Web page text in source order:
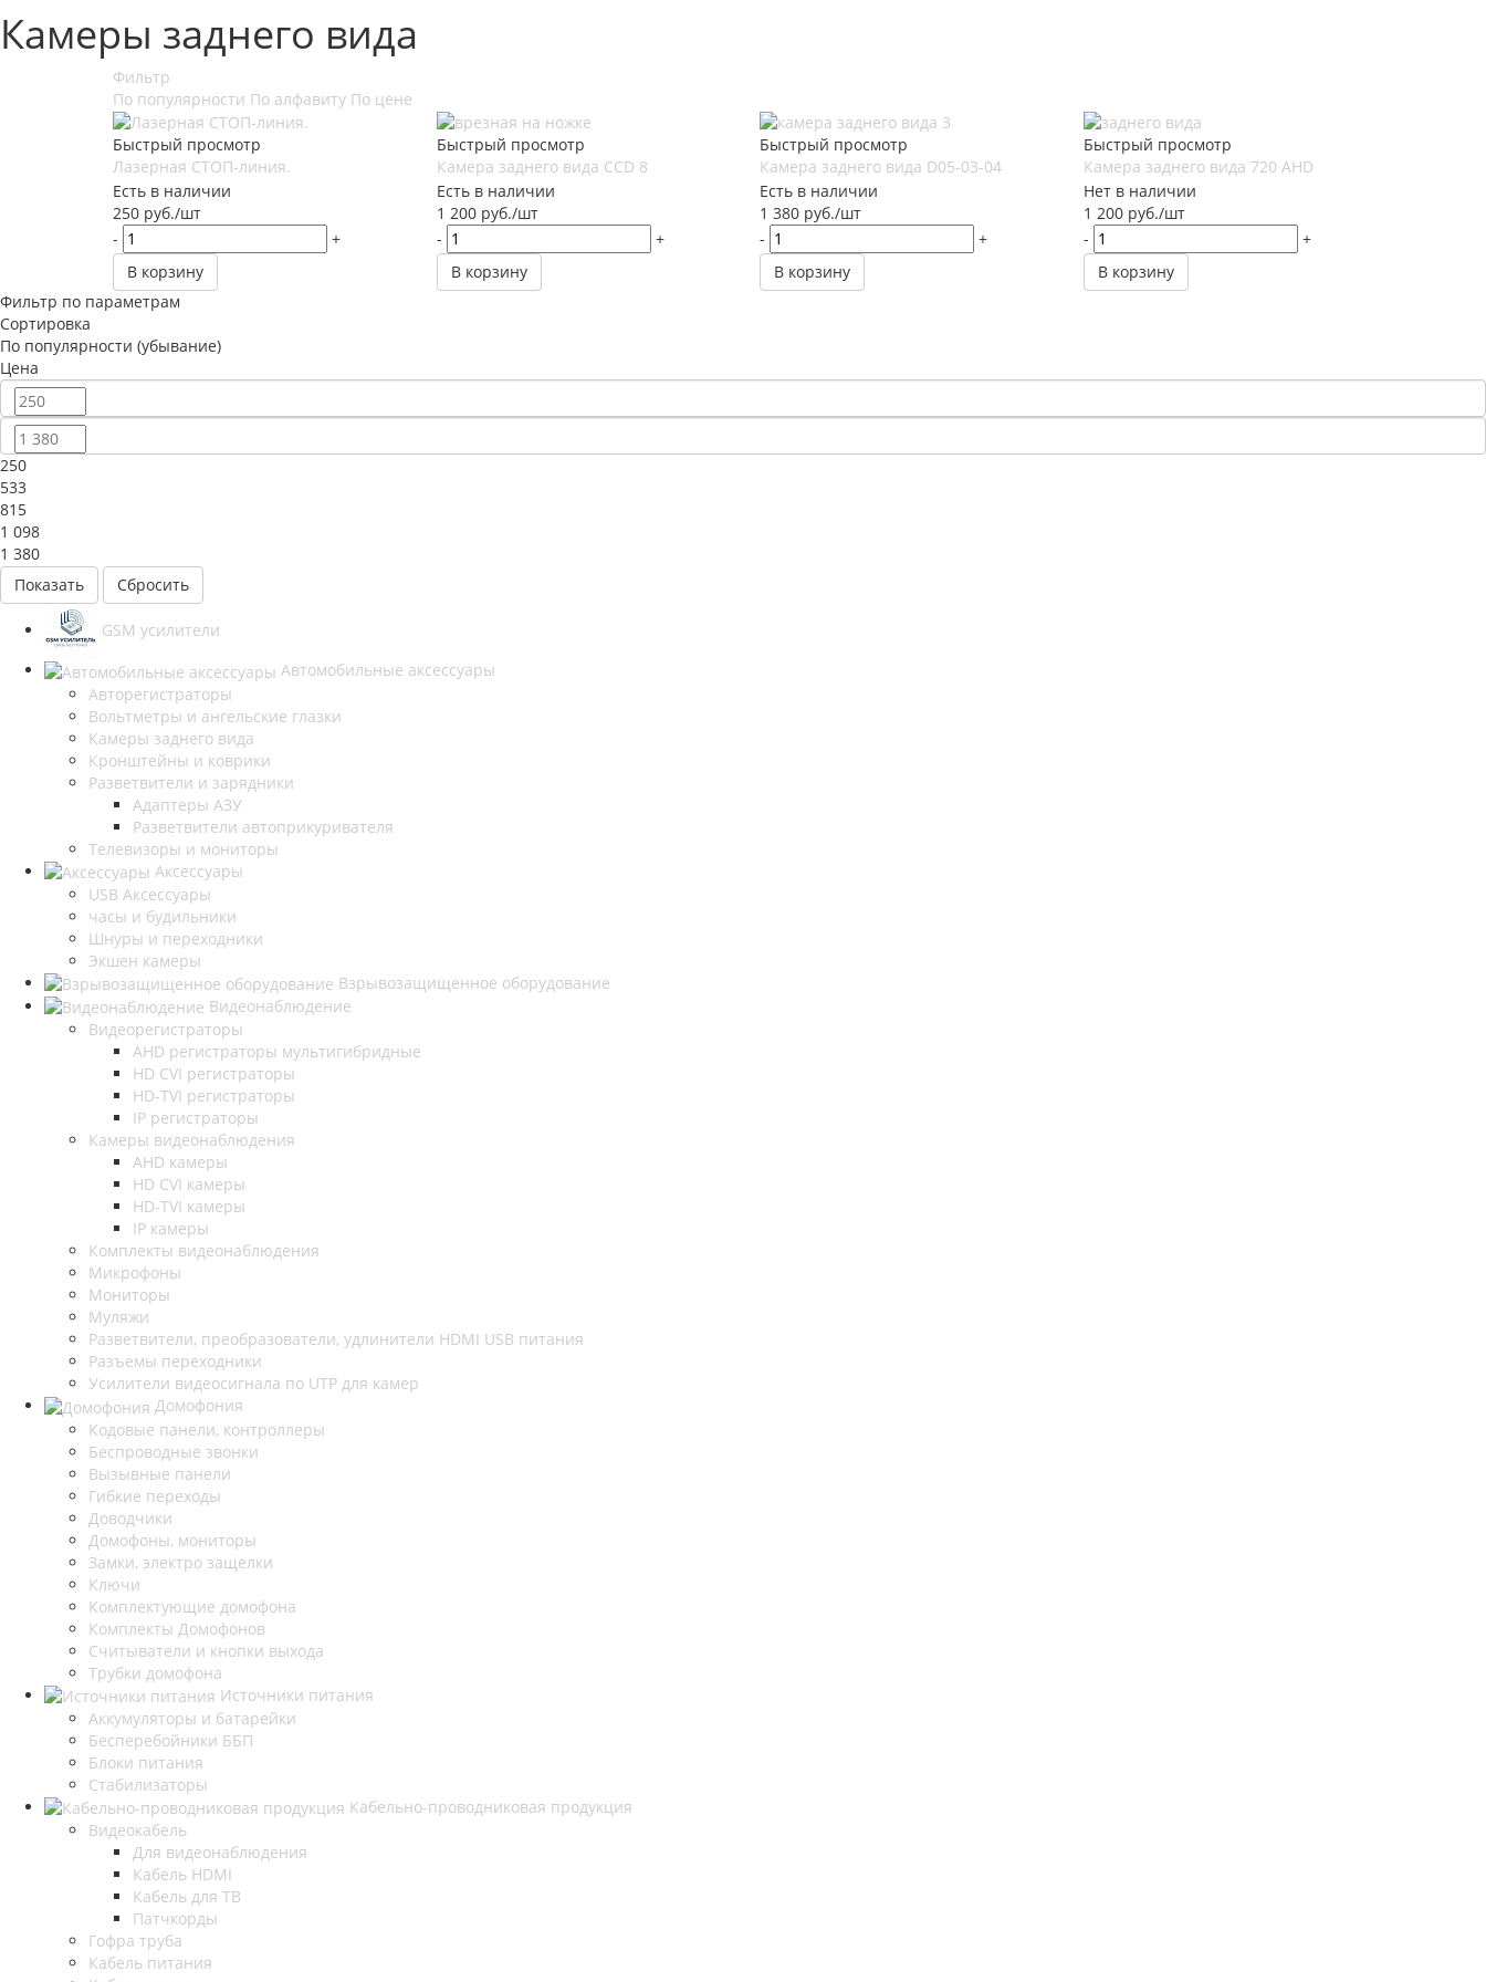
Камеры заднего вида
Фильтр
По популярности По алфавиту По цене
Быстрый просмотр
Лазерная СТОП-линия.
Есть в наличии
250 руб./шт
-
+
В корзину
Быстрый просмотр
Камера заднего вида CCD 8
Есть в наличии
1 200руб./шт
-
+
В корзину
Быстрый просмотр
Камера заднего вида D05-03-04
Есть в наличии
1 380 руб./шт
-
+
В корзину
Быстрый просмотр
Камера заднего вида 720 AHD
Нет в наличии
1 200руб./шт
-
+
В корзину
Фильтр по параметрам
Сортировка
По популярности (убывание)
Цена
250
533
815
1 098
1 380
Сбросить
GSM усилители
Автомобильные аксессуары
Авторегистраторы
Вольтметры и ангельские глазки
Камеры заднего вида
Кронштейны и коврики
Разветвители и зарядники
Адаптеры АЗУ
Разветвители автоприкуривателя
Телевизоры и мониторы
Аксессуары
USB Аксессуары
часы и будильники
Шнуры и переходники
Экшен камеры
Взрывозащищенное оборудование
Видеонаблюдение
Видеорегистраторы
AHD регистраторы мультигибридные
HD CVI регистраторы
HD-TVI регистраторы
IP регистраторы
Камеры видеонаблюдения
AHD камеры
HD CVI камеры
HD-TVI камеры
IP камеры
Комплекты видеонаблюдения
Микрофоны
Мониторы
Муляжи
Разветвители, преобразователи, удлинители HDMI USB питания
Разъемы переходники
Усилители видеосигнала по UTP для камер
Домофония
Кодовые панели, контроллеры
Беспроводные звонки
Вызывные панели
Гибкие переходы
Доводчики
Домофоны, мониторы
Замки, электро защелки
Ключи
Комплектующие домофона
Комплекты Домофонов
Считыватели и кнопки выхода
Трубки домофона
Источники питания
Аккумуляторы и батарейки
Бесперебойники ББП
Блоки питания
Стабилизаторы
Кабельно-проводниковая продукция
Видеокабель
Для видеонаблюдения
Кабель HDMI
Кабель для ТВ
Патчкорды
Гофра труба
Кабель питания